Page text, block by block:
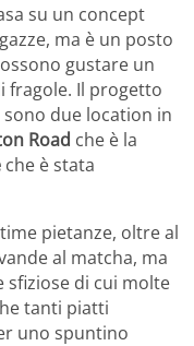
su un concept
ma è un posto
gustare un
fragole. Il progetto
due location in
Road che è la
che è stata
pietanze, oltre al
al matcha, ma
sfiziose di cui molte
tanti piatti
uno spuntino